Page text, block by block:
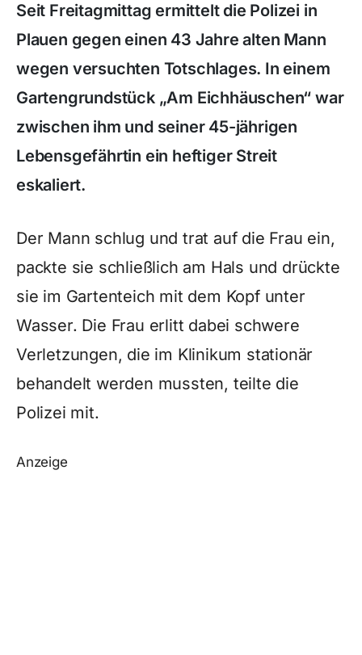
Seit Freitagmittag ermittelt die Polizei in
Plauen gegen einen 43 Jahre alten Mann
wegen versuchten Totschlages. In einem
Gartengrundstück „Am Eichhäuschen“ war
zwischen ihm und seiner 45-jährigen
Lebensgefährtin ein heftiger Streit
eskaliert.
Der Mann schlug und trat auf die Frau ein,
packte sie schließlich am Hals und drückte
sie im Gartenteich mit dem Kopf unter
Wasser. Die Frau erlitt dabei schwere
Verletzungen, die im Klinikum stationär
behandelt werden mussten, teilte die
Polizei mit.
Anzeige